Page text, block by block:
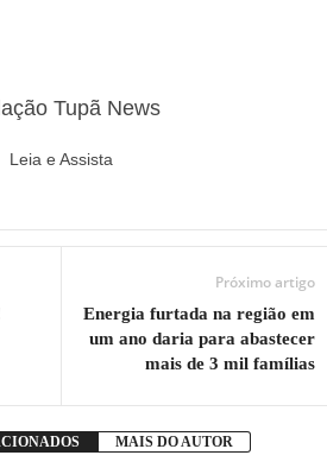
Tupã News
Leia e Assista
Próximo artigo
Energia furtada na região em
um ano daria para abastecer
mais de 3 mil famílias
MAIS DO AUTOR